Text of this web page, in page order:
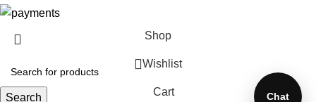
Chat
Search
Shop
Wishlist
Cart